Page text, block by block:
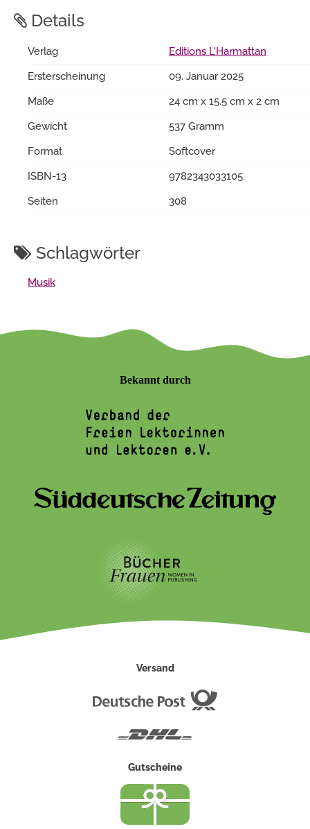
Details
Verlag
Editions L'Harmattan
Ersterscheinung
09. Januar 2025
Maße
24 cm x 15.5 cm x 2 cm
Gewicht
537 Gramm
Format
Softcover
ISBN-13
9782343033105
Seiten
308
Schlagwörter
Musik
Bekannt durch
Versand
Gutscheine